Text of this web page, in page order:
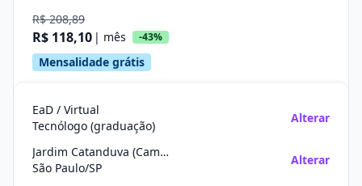
R$ 208,89
R$ 118,10 | mês -43%
Mensalidade grátis
EaD / Virtual
Tecnólogo (graduação)
Alterar
Jardim Catanduva (Campo Limpo)
São Paulo/SP
Alterar